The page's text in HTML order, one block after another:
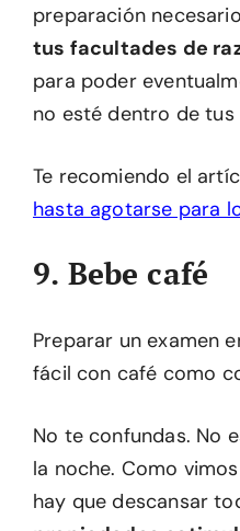
preparación
tus facultades de
para poder
no esté dentro de
Te recomiendo el
hasta agotarse para
9. Bebe café
Preparar un examen
fácil con café como
No te confundas. No
la noche. Como
hay que descansar